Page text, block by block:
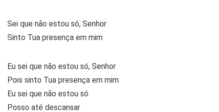
Sei que não estou só, Senhor
Sinto Tua presença em mim
Eu sei que não estou só, Senhor
Pois sinto Tua presença em mim
Eu sei que não estou só
Posso até descansar